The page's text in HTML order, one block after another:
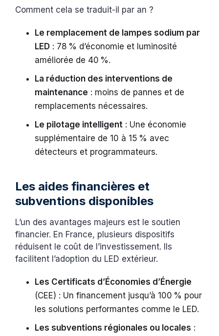
Comment cela se traduit-il par an ?
Le remplacement de lampes sodium par
LED : 78 % d’économie et luminosité
améliorée de 40 %.
La réduction des interventions de
maintenance : moins de pannes et de
remplacements nécessaires.
Le pilotage intelligent : Une économie
supplémentaire de 10 à 15 % avec
détecteurs et programmateurs.
Les aides financières et
subventions disponibles
L’un des avantages majeurs est le soutien
financier. En France, plusieurs dispositifs
réduisent le coût de l’investissement. Ils
facilitent l’adoption du LED extérieur.
Les Certificats d’Économies d’Énergie
(CEE) : Un financement jusqu’à 100 % pour
les solutions performantes comme le LED.
Les subventions régionales ou locales :